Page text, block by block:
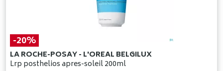
-20%
LA ROCHE-POSAY - L'OREAL BELGILUX
Lrp posthelios apres-soleil 200ml